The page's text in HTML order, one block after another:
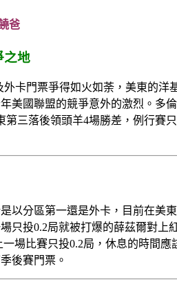
爸
之地
卡門票爭得如火如荼，美東的
美國聯盟的競爭意外的激烈。多
三落後領頭羊4場勝差，例行賽
以分區第一還是外卡，目前在美
只投0.2局就被打爆的薛茲爾對
場比賽只投0.2局，休息的時間
後賽門票。